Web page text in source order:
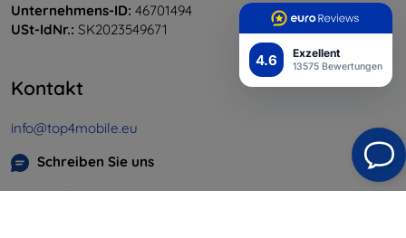
4.6 Exzellent
13575 Bewertungen
Unternehmens-ID: 46701494
USt-IdNr.: SK2023549671
Kontakt
info@top4mobile.eu
Schreiben Sie uns
Montag bis Freitag: